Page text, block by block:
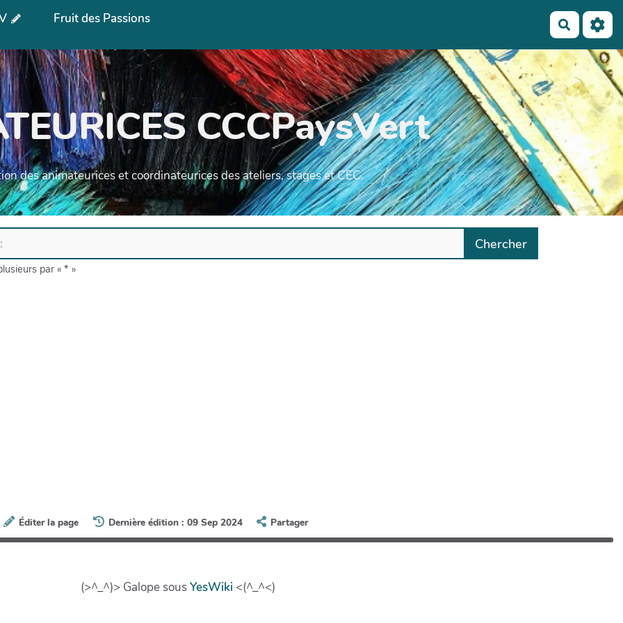
Fruit des Passions
CCCPaysVert
des animateurices et coordinateurices des ateliers, stages et CEC.
par « * »
Éditer la page Dernière édition : 09 Sep 2024 Partager
(>^_^)> Galope sousYesWiki <(^_^<)